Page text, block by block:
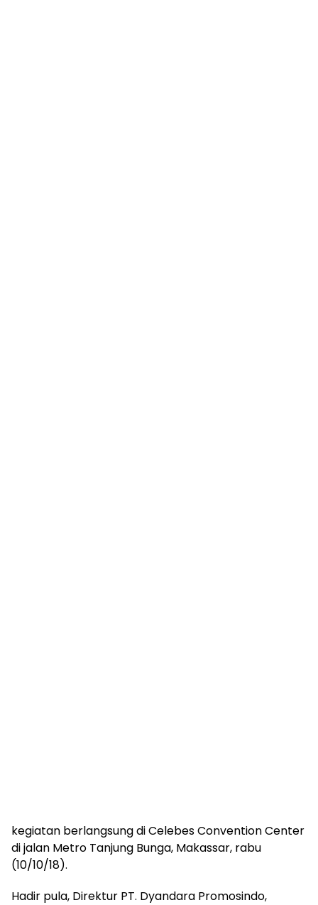
kegiatan berlangsung di Celebes Convention Center
di jalan Metro Tanjung Bunga, Makassar, rabu
(10/10/18).
Hadir pula, Direktur PT. Dyandara Promosindo,